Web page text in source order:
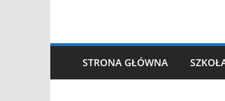
STRONA GŁÓWNA